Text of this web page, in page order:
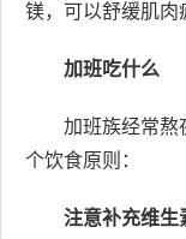
镁，可以舒缓肌肉
加班吃什么
加班族经常熬
个饮食原则：
注意补充维生